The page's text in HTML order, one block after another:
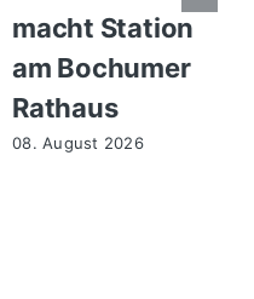
macht Station
am Bochumer
Rathaus
08. August 2026